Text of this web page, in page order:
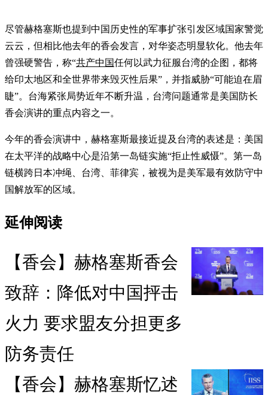
尽管赫格塞斯也提到中国历史性的军事扩张引发区域国家警觉
云云，但相比他去年的香会发言，对华姿态明显软化。他去年
曾强硬警告，称“共产中国任何以武力征服台湾的企图，都将
给印太地区和全世界带来毁灭性后果”，并指威胁“可能迫在眉
睫”。台海紧张局势近年不断升温，台湾问题通常是美国防长
香会演讲的重点内容之一。
今年的香会演讲中，赫格塞斯最接近提及台湾的表述是：美国
在太平洋的战略中心是沿第一岛链实施“拒止性威慑”。第一岛
链横跨日本冲绳、台湾、菲律宾，被视为是美军最有效防守中
国解放军的区域。
延伸阅读
【香会】赫格塞斯香会
致辞：降低对中国抨击
火力 要求盟友分担更多
防务责任
【香会】赫格塞斯忆述